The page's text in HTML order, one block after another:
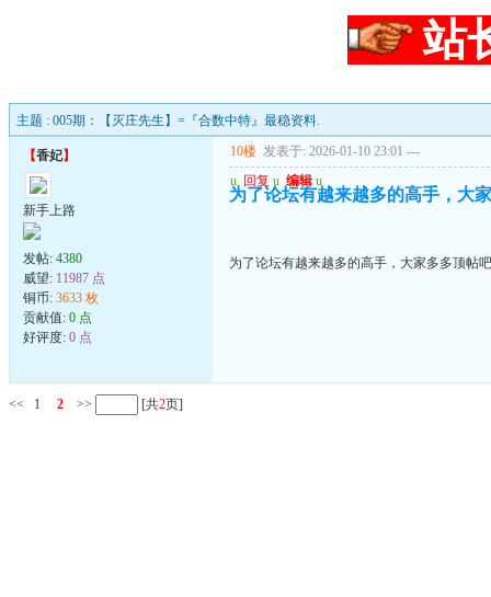
站
主题 : 005期：【灭庄先生】=『合数中特』最稳资料.
【香妃】
新手上路
发帖: 4380
威望: 11987 点
铜币: 3633 枚
贡献值: 0 点
好评度: 0 点
10楼 发表于: 2026-01-10 23:01 ---
u 回复 u 编辑 u
为了论坛有越来越多的高手，大
为了论坛有越来越多的高手，大家多多顶帖
<< 1 2 >> [共2页]